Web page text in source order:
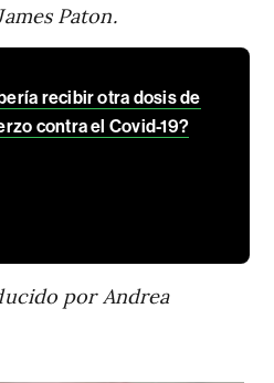
Paton.
recibir otra dosis de
contra el Covid-19?
por Andrea